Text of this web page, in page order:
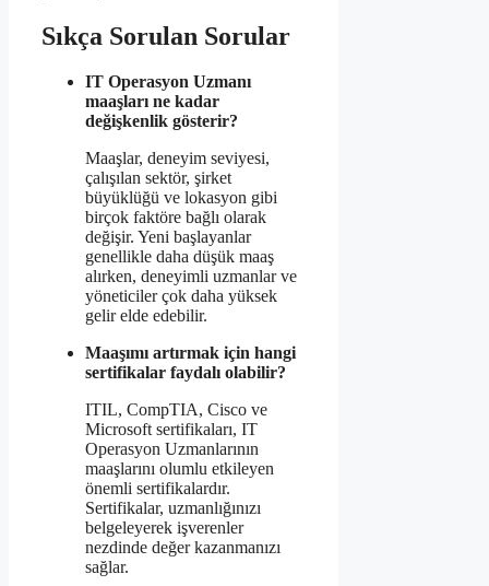
Sıkça Sorulan Sorular
IT Operasyon Uzmanı
maaşları ne kadar
değişkenlik gösterir?
Maaşlar, deneyim seviyesi,
çalışılan sektör, şirket
büyüklüğü ve lokasyon gibi
birçok faktöre bağlı olarak
değişir. Yeni başlayanlar
genellikle daha düşük maaş
alırken, deneyimli uzmanlar ve
yöneticiler çok daha yüksek
gelir elde edebilir.
Maaşımı artırmak için hangi
sertifikalar faydalı olabilir?
ITIL, CompTIA, Cisco ve
Microsoft sertifikaları, IT
Operasyon Uzmanlarının
maaşlarını olumlu etkileyen
önemli sertifikalardır.
Sertifikalar, uzmanlığınızı
belgeleyerek işverenler
nezdinde değer kazanmanızı
sağlar.